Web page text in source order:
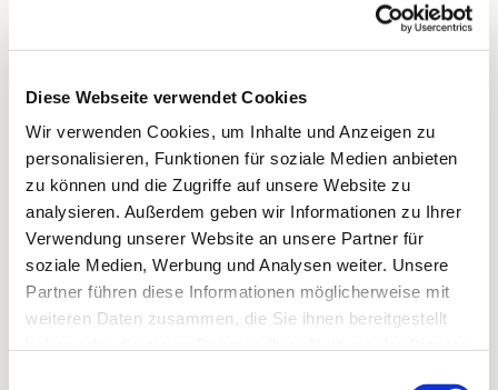
Diese Webseite verwendet Cookies
Wir verwenden Cookies, um Inhalte und Anzeigen zu
personalisieren, Funktionen für soziale Medien anbieten
zu können und die Zugriffe auf unsere Website zu
analysieren. Außerdem geben wir Informationen zu Ihrer
Verwendung unserer Website an unsere Partner für
soziale Medien, Werbung und Analysen weiter. Unsere
Partner führen diese Informationen möglicherweise mit
weiteren Daten zusammen, die Sie ihnen bereitgestellt
auf der «Lebensbank« am Evangelischen Friedhof in
Gelegenheit, miteinander insGespräch zu kommen,
Ihrer Trauer einen Ort zu geben, aber auch
IhrHoffnungen für das zukünftige Leben ohne den
geliebten Menschen.
Bei Regenwetter treffen wir uns donnerstagsin der
„Speisekammer 16“ (ehemals Blumen König),
Kirchender Dorfweg 16.